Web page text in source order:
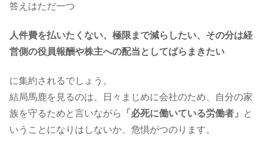
答えはただ一つ
人件費を払いたくない、極限まで減らしたい、その分は経
営側の役員報酬や株主への配当としてばらまきたい
に集約されるでしょう。
結局馬鹿を見るのは、日々まじめに会社のため、自分の家
族を守るためと言いながら
「必死に働いている労働者」
と
いうことになりはしないか、危惧がつのります。